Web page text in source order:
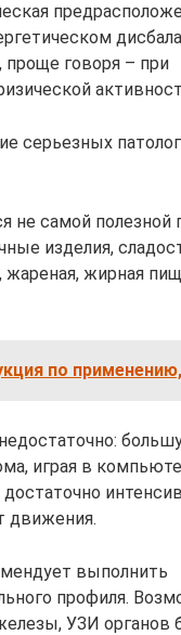
проще говоря – при
серьезных
не самой полезной
изделия,
жирная
по
играя в
движения.
выполнить
профиля.
УЗИ